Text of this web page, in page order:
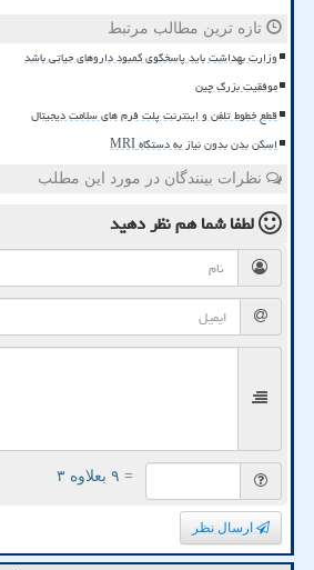
تازه ترین مطالب مرتبط
وزارت بهداشت باید پاسخگوی کمبود داروهای حیاتی باشد
موفقیت بزرگ چین
قطع خطوط تلفن و اینترنت پلت فرم های سلامت دیجیتال
اسکن بدن بدون نیاز به دستگاه MRI
نظرات بینندگان در مورد این مطلب
لطفا شما همنظر دهید
= ۹ بعلاوه ۳
ارسال نظر